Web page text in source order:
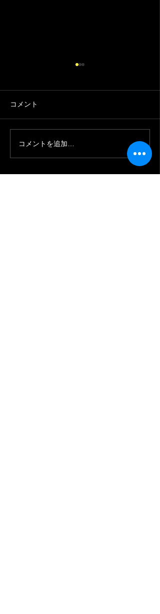
推しベイビー
コメント
コメントを追加…